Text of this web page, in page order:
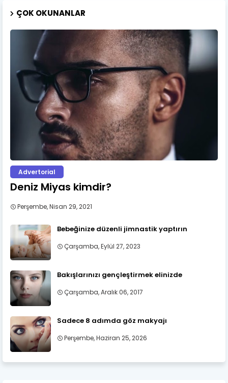
ÇOK OKUNANLAR
Advertorial
Deniz Miyas kimdir?
Perşembe, Nisan 29, 2021
Bebeğinize düzenli jimnastik yaptırın
Çarşamba, Eylül 27, 2023
Bakışlarınızı gençleştirmek elinizde
Çarşamba, Aralık 06, 2017
Sadece 8 adımda göz makyajı
Perşembe, Haziran 25, 2026